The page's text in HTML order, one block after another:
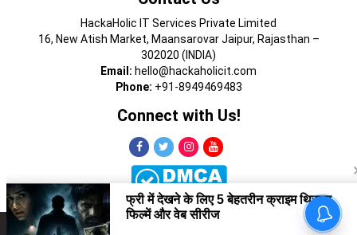
HackaHolic IT Services Private Limited
16, New Atish Market, Maansarovar Jaipur, Rajasthan –
302020 (INDIA)
Email: hello@hackaholicit.com
Phone: +91-8949469483
Connect with Us!
Copyright © 2024 HackaHolic IT Services Private Limited